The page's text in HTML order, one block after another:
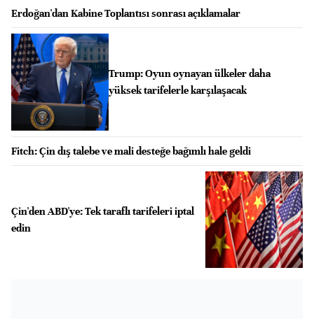
Erdoğan'dan Kabine Toplantısı sonrası açıklamalar
Trump: Oyun oynayan ülkeler daha
yüksek tarifelerle karşılaşacak
Fitch: Çin dış talebe ve mali desteğe bağımlı hale geldi
Çin'den ABD'ye: Tek taraflı tarifeleri iptal
edin